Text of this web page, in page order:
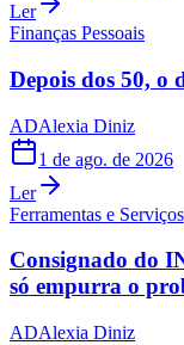
Ler
Finanças Pessoais
Depois dos 50,
ADAlexia Diniz
1 de ago. de 2026
Ler
Ferramentas e Serviços
Consignado do
só empurra o
ADAlexia Diniz